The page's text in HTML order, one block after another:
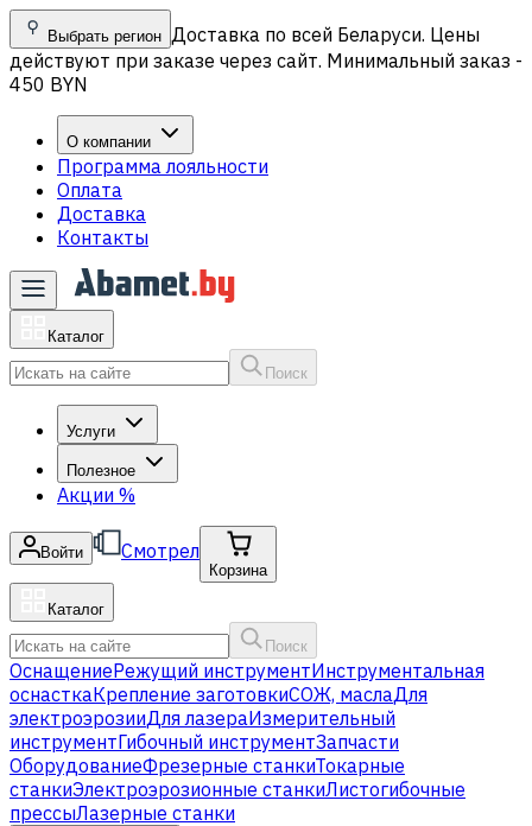
Выбрать регион Доставка по всей Беларуси. Цены
действуют при заказе через сайт. Минимальный заказ -
450 BYN
О компании
Программа лояльности
Оплата
Доставка
Контакты
Каталог
Поиск
Услуги
Полезное
Акции %
Войти Смотрел
Корзина
Каталог
Поиск
ОснащениеРежущий инструментИнструментальная
оснасткаКрепление заготовкиСОЖ, маслаДля
электроэрозииДля лазераИзмерительный
инструментГибочный инструментЗапчасти
ОборудованиеФрезерные станкиТокарные
станкиЭлектроэрозионные станкиЛистогибочные
прессыЛазерные станки